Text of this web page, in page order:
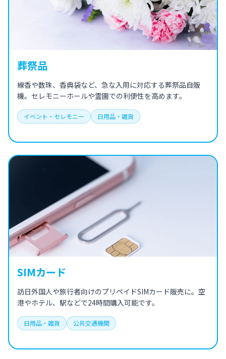
葬祭品
線香や数珠、香典袋など、急な入用に対応する葬祭品自販
機。セレモニーホールや霊園での利便性を高めます。
イベント・セレモニー 日用品・雑貨
SIMカード
訪日外国人や旅行者向けのプリペイドSIMカード販売に。空
港やホテル、駅などで24時間購入可能です。
日用品・雑貨 公共交通機関